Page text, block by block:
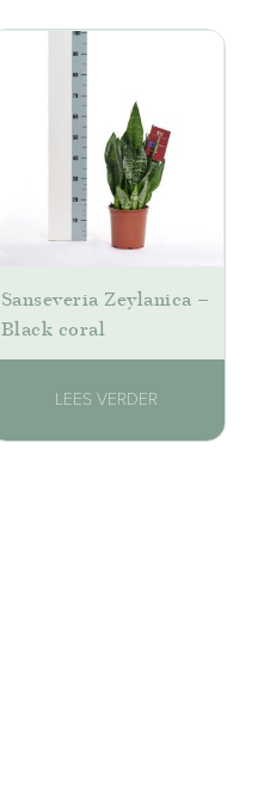
Sanseveria Zeylanica –
Black coral
LEES VERDER